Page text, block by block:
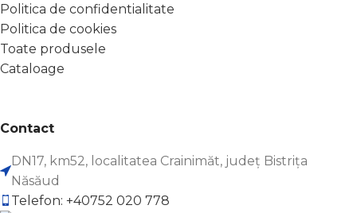
Politica de confidentialitate
Politica de cookies
Toate produsele
Cataloage
Contact
DN17, km52, localitatea Crainimăt, județ Bistrița
Năsăud
Telefon: +40752 020 778